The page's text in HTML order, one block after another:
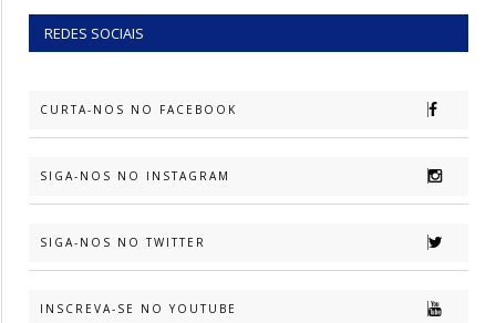
REDES SOCIAIS
CURTA-NOS NO FACEBOOK
SIGA-NOS NO INSTAGRAM
SIGA-NOS NO TWITTER
INSCREVA-SE NO YOUTUBE